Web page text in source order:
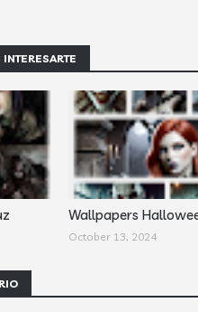
Wallpapers
October 13, 2024